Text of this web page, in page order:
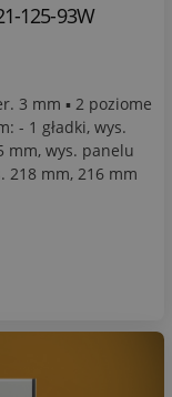
125-93W
3 mm ▪ 2 poziome
- 1 gładki, wys.
mm, wys. panelu
218 mm, 216 mm